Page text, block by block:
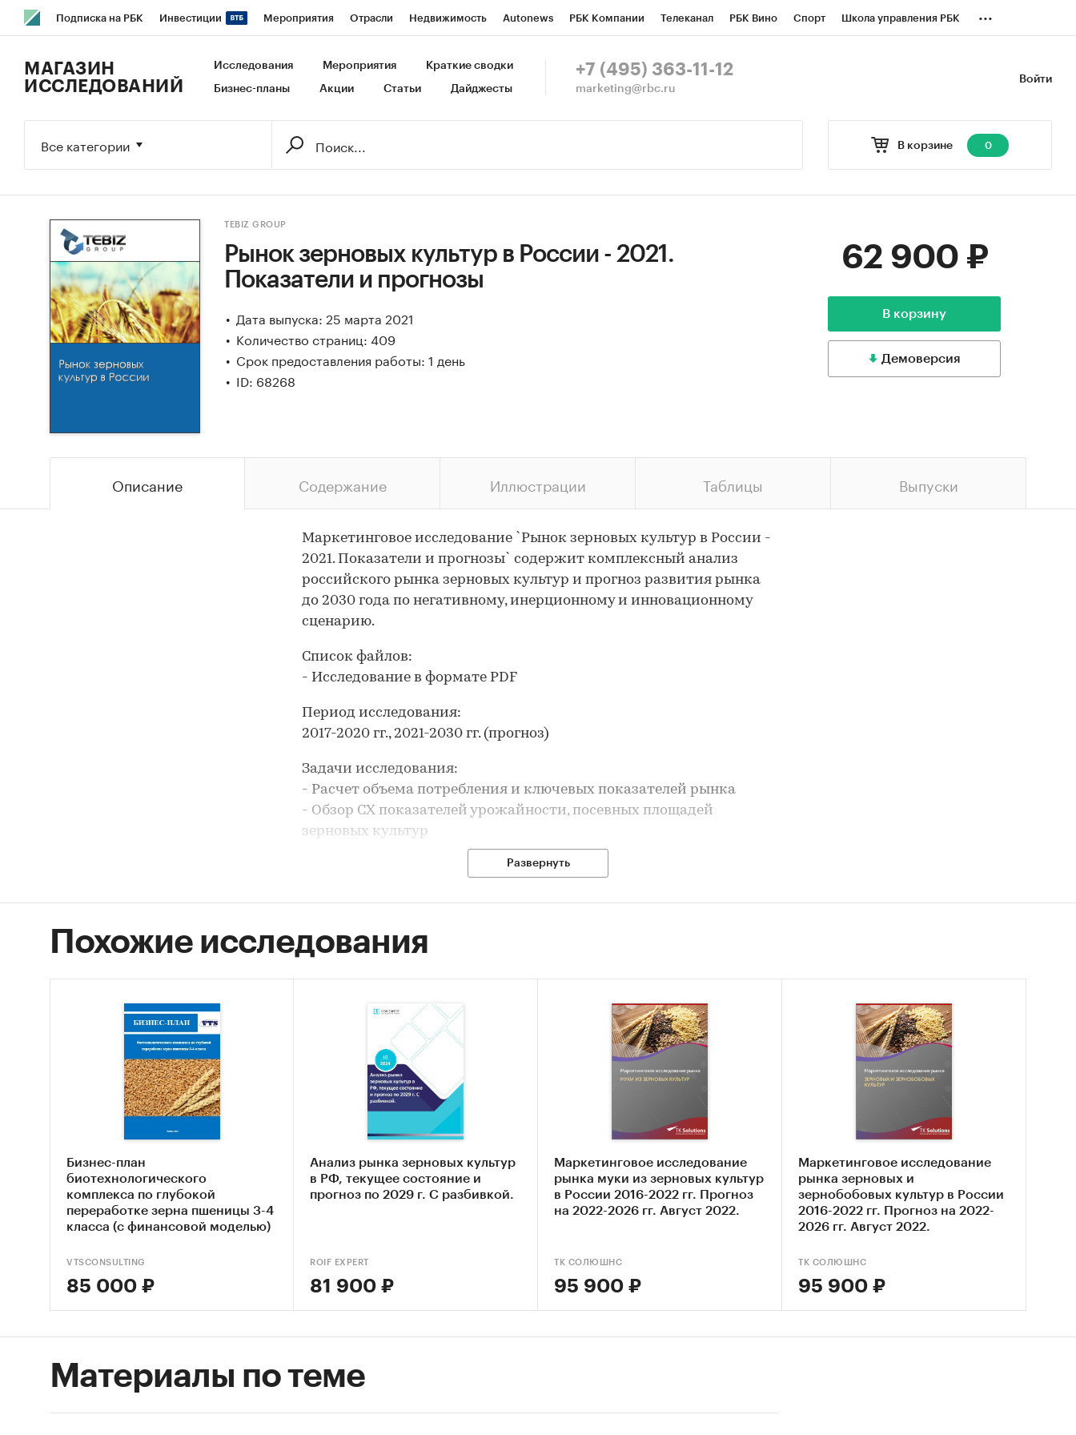
Подписка на РБК Инвестиции Мероприятия Отрасли Недвижимость Autonews РБК Компании Телеканал РБК Вино Спорт Школа управления РБК
Исследования Кредитные рейтинги Франшизы Газета Спецпроекты СПб Конференции СПб Спецпроекты
...
Войти
МАГАЗИН
ИССЛЕДОВАНИЙ
Исследования Мероприятия Краткие сводки
Бизнес-планы Акции Статьи Дайджесты
+7 (495) 363-11-12
marketing@rbc.ru
В корзине 0
Все категории
TEBIZ GROUP
Рынок зерновых культур в России - 2021.
Показатели и прогнозы
Дата выпуска: 25 марта 2021
Количество страниц: 409
Срок предоставления работы: 1 день
ID: 68268
62 900 ₽
В корзину
Демоверсия
Описание Содержание Иллюстрации Таблицы Выпуски
Маркетинговое исследование `Рынок зерновых культур в России -
2021. Показатели и прогнозы` содержит комплексный анализ
российского рынка зерновых культур и прогноз развития рынка
до 2030 года по негативному, инерционному и инновационному
сценарию.
Список файлов:
- Исследование в формате PDF
Период исследования:
2017-2020 гг., 2021-2030 гг. (прогноз)
Задачи исследования:
- Расчет объема потребления и ключевых показателей рынка
- Обзор СХ показателей урожайности, посевных площадей
зерновых культур
- Анализ производства зерновых культур
- Составление рейтинга производителей
- Формирование прогноза развития рынка
- Пшеница озимая
- Пшеница яровая
- Кукуруза на зерно
- Рожь озимая
- Рожь яровая
- Сорго
- Тритикале
В разделе `Производство` рассмотрены виды:
- Пшеница яровая
- Кукуруза на зерно
Развернуть
Похожие исследования
Бизнес-план
биотехнологического
комплекса по глубокой
переработке зерна пшеницы 3-4
класса (с финансовой моделью)
под нужды клиента
VTSCONSULTING
85 000 ₽
Анализ рынка зерновых культур
в РФ, текущее состояние и
прогноз по 2029 г. С разбивкой.
ROIF EXPERT
81 900 ₽
Маркетинговое исследование
рынка муки из зерновых культур
в России 2016-2022 гг. Прогноз
на 2022-2026 гг. Август 2022.
ТК СОЛЮШНС
95 900 ₽
Маркетинговое исследование
рынка зерновых и
зернобобовых культур в России
2016-2022 гг. Прогноз на 2022-
2026 гг. Август 2022.
ТК СОЛЮШНС
95 900 ₽
Материалы по теме